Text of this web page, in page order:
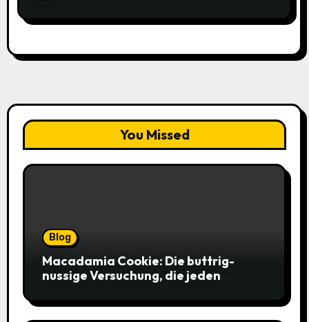
You Missed
Blog
Macadamia Cookie: Die buttrig-
nussige Versuchung, die jeden